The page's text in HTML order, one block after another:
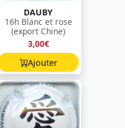
DAUBY
16h Blanc et rose
(export Chine)
3,00€
Ajouter